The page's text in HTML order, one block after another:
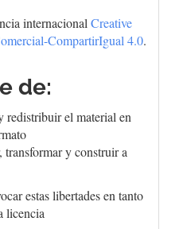
internacionalCreative
CompartirIgual 4.0.
de:
redistribuir el material en
transformar y construir a
estas libertades en tanto
licencia